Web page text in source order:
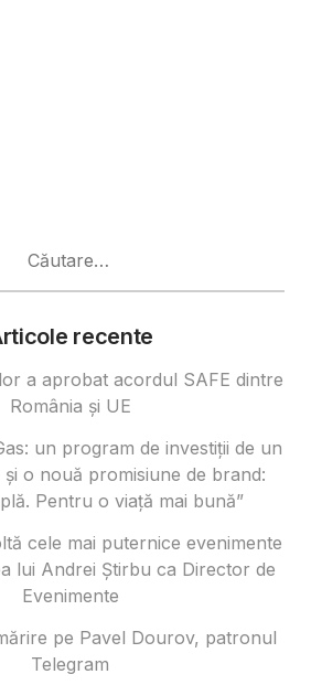
recente
a aprobat acordul SAFE dintre
România și UE
un program de investiții de un
o nouă promisiune de brand:
Pentru o viață mai bună”
cele mai puternice evenimente
lui Andrei Știrbu ca Director de
Evenimente
pe Pavel Dourov, patronul
Telegram